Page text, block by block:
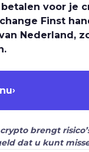
voor je
Finst
Nederland,
›
brengt
dat u kunt